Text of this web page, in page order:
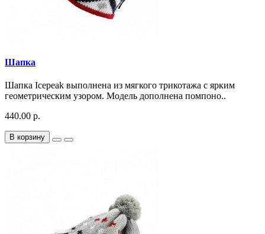
Шапка
Шапка Icepeak выполнена из мягкого трикотажа с ярким
геометрическим узором. Модель дополнена помпоно..
440.00 р.
В корзину